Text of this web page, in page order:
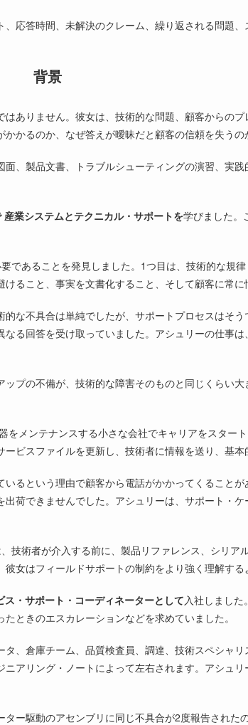
、応答時間、未解決のクレーム、繰り返される問題
背景
ありません。彼女は、技術的な問題、顧客からの
かるのか、なぜ答えが曖昧だと顧客の信頼を失うの
、製品文書、トラブルシューティングの演習、実
産業システムとテクニカル・サポートを学びました。
あることを発見しました。1つ目は、技術的な規
ること、事実を文書化すること、そして顧客に常に
な不具合は単純でしたが、サポートプロセスはそ
る回答を受け取っていました。アシュリーの仕事
プの不備が、技術的な障害そのものと同じくらい
をメンテナンスする小さな会社でキャリアをスター
ビスファイルを更新し、技術者に情報を送り、基本
るという理由で顧客から電話がかかってくること
荷できませんでした。アシュリーは、サポート・
術者が介入する前に、製品リファレンス、シリ
女はフィールドサポートの制約をより強く理解する
ス・サポート・コーディネーターとして入社しまし
ときのエスカレーションなどを求めていました。
、倉庫チーム、品質検査員、調達、技術スペシャ
アリング・ノートによって左右されます。アシュ
ー駆動のアセンブリに同じ不具合が2度報告された